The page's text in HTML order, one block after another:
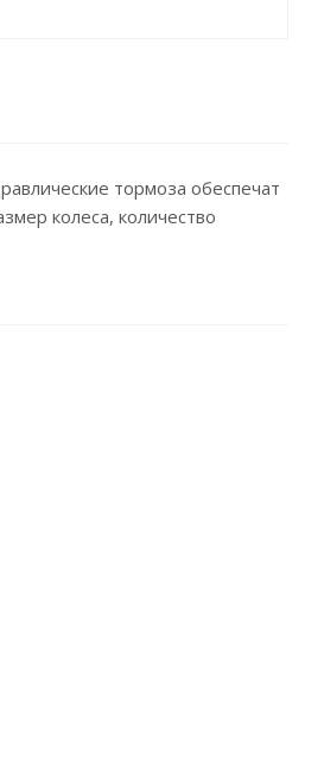
тормоза обеспечат
колеса, количество